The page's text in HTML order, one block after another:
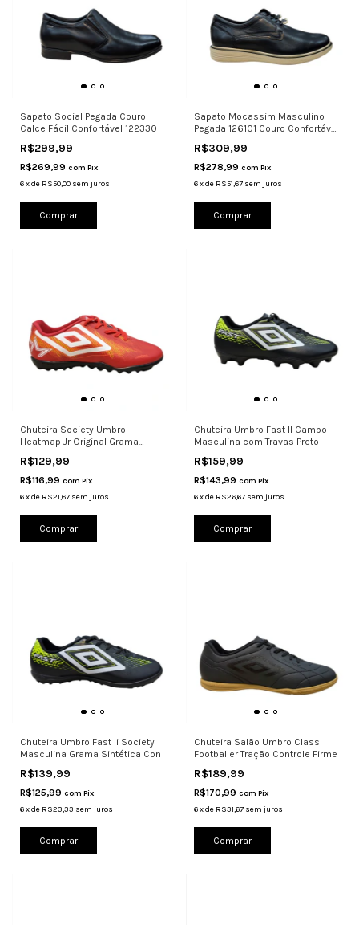
Sapato Social Pegada Couro
Calce Fácil Confortável 122330
R$299,99
R$269,99 com Pix
6xde R$50,00 sem juros
Comprar
Sapato Mocassim Masculino
Pegada 126101 Couro Confortável
R$309,99
R$278,99 com Pix
6 xde R$51,67 sem juros
Comprar
Chuteira Society Umbro
Heatmap Jr Original Grama
R$129,99
R$116,99 com Pix
6xde R$21,67 sem juros
Comprar
Chuteira Umbro Fast II Campo
Masculina com Travas Preto
R$159,99
R$143,99 com Pix
6 xde R$26,67 sem juros
Comprar
Chuteira Umbro Fast Ii Society
Masculina Grama Sintética Con
R$139,99
R$125,99 com Pix
6xde R$23,33 sem juros
Comprar
Chuteira Salão Umbro Class
Footballer Tração Controle Firme
R$189,99
R$170,99 com Pix
6 xde R$31,67 sem juros
Comprar